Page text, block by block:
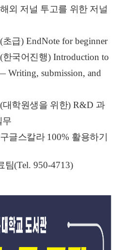
해외 저널 투고를 위한 저널
초급) EndNote for beginner
한국어진행) Introduction to
Writing, submission, and
대학원생을 위한) R&D 과
무
구글스칼라 100% 활용하기
팀(Tel. 950-4713)